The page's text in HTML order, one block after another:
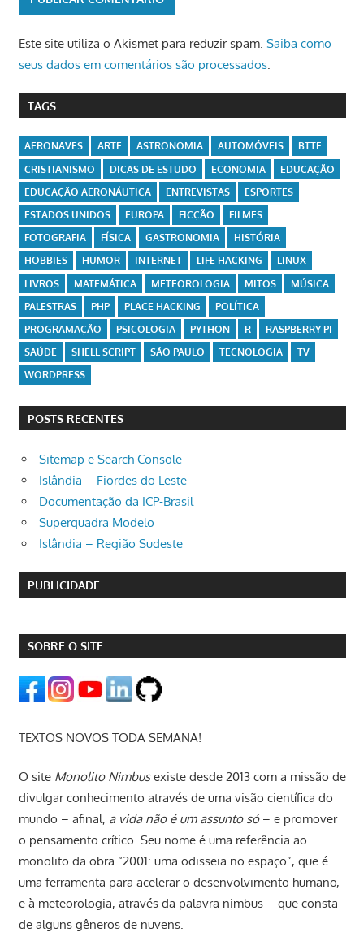
Este site utiliza o Akismet para reduzir spam. Saiba como
seus dados em comentários são processados.
TAGS
AERONAVES ARTE ASTRONOMIA AUTOMÓVEIS
BTTF
CRISTIANISMO
DICAS DE ESTUDO ECONOMIA
EDUCAÇÃO
EDUCAÇÃO AERONÁUTICA
ENTREVISTAS
ESPORTES
ESTADOS UNIDOS
EUROPA FICÇÃO
FILMES
FOTOGRAFIA
FÍSICA GASTRONOMIA
HISTÓRIA
HOBBIES
HUMOR INTERNET LIFE HACKING
LINUX
LIVROS
MATEMÁTICA METEOROLOGIA MITOS
MÚSICA
PALESTRAS
PHP PLACE HACKING
POLÍTICA
PROGRAMAÇÃO
PSICOLOGIA PYTHON R
RASPBERRY PI
SAÚDE
SHELL SCRIPT SÃO PAULO TECNOLOGIA
TV
WORDPRESS
POSTS RECENTES
Sitemap e Search Console
Islândia – Fiordes do Leste
Documentação da ICP-Brasil
Superquadra Modelo
Islândia – Região Sudeste
PUBLICIDADE
SOBRE O SITE
TEXTOS NOVOS TODA SEMANA!
O site Monolito Nimbusexiste desde 2013 com a missão de
divulgar conhecimento através de uma visão científica do
mundo – afinal, a vida não é um assunto só– e promover
o pensamento crítico. Seu nome é uma referência ao
monolito da obra “2001: uma odisseia no espaço”, que é
uma ferramenta para acelerar o desenvolvimento humano,
e à meteorologia, através da palavra nimbus – que consta
de alguns gêneros de nuvens.